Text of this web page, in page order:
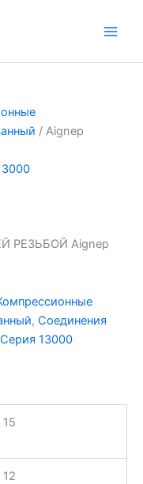
/ Aignep
РЕЗЬБОЙ Aignep
, Соединения
Серия 13000
15
12